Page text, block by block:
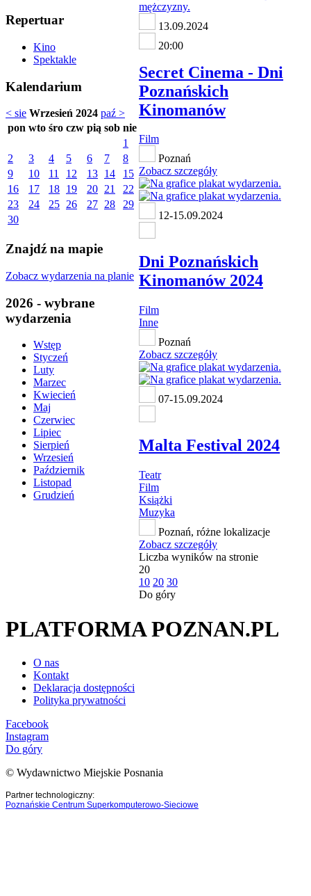
Repertuar
Kino
Spektakle
Kalendarium
< sie Wrzesień 2024 paź >
pon wto śro czw pią sob nie
1
2
3 4 5 6 7
8
9
10 11 12 13 14
15
16
17 18 19 20 21
22
23
24 25 26 27 28
29
30
Znajdź na mapie
Zobacz wydarzenia na planie
2026 - wybrane
wydarzenia
Wstęp
Styczeń
Luty
Marzec
Kwiecień
Maj
Czerwiec
Lipiec
Sierpień
Wrzesień
Październik
Listopad
Grudzień
13.09.2024
20:00
Secret Cinema - Dni
Poznańskich
Kinomanów
Film
Poznań
Zobacz szczegóły
12-15.09.2024
Dni Poznańskich
Kinomanów 2024
Film
Inne
Poznań
Zobacz szczegóły
07-15.09.2024
Malta Festival 2024
Teatr
Film
Książki
Muzyka
Poznań, różne lokalizacje
Zobacz szczegóły
Liczba wyników na stronie
20
10 20 30
Do góry
PLATFORMA POZNAN.PL
O nas
Kontakt
Deklaracja dostępności
Polityka prywatności
Facebook
Instagram
Do góry
© Wydawnictwo Miejskie Posnania
Partner technologiczny:
Poznańskie Centrum Superkomputerowo-Sieciowe